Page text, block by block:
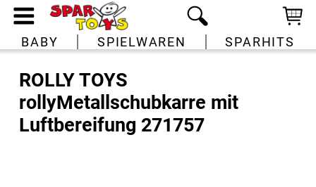
BABY SPIELWAREN SPARHITS
ROLLY TOYS
rollyMetallschubkarre mit
Luftbereifung 271757